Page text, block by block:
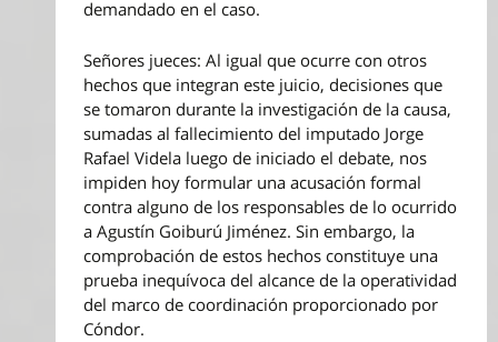
demandado en el caso.
Señores jueces: Al igual que ocurre con otros
hechos que integran este juicio, decisiones que
se tomaron durante la investigación de la causa,
sumadas al fallecimiento del imputado Jorge
Rafael Videla luego de iniciado el debate, nos
impiden hoy formular una acusación formal
contra alguno de los responsables de lo ocurrido
a Agustín Goiburú Jiménez. Sin embargo, la
comprobación de estos hechos constituye una
prueba inequívoca del alcance de la operatividad
del marco de coordinación proporcionado por
Cóndor.